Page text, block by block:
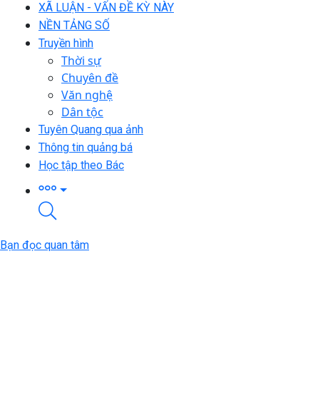
XÃ LUẬN - VẤN ĐỀ KỲ NÀY
NỀN TẢNG SỐ
Truyền hình
Thời sự
Chuyên đề
Văn nghệ
Dân tộc
Tuyên Quang qua ảnh
Thông tin quảng bá
Học tập theo Bác
Bạn đọc quan tâm